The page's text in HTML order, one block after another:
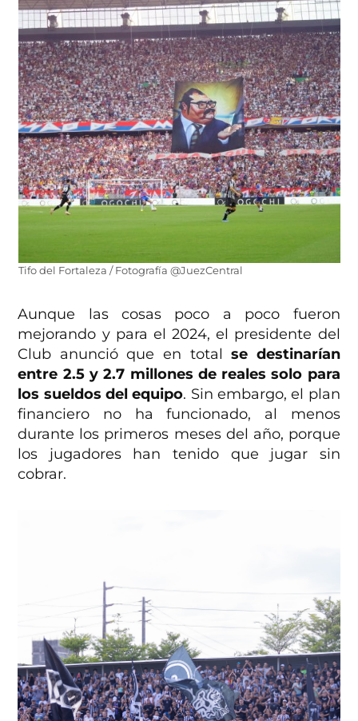
Tifo del Fortaleza / Fotografía @JuezCentral
Aunque las cosas poco a poco fueron
mejorando y para el 2024, el presidente del
Club anunció que en totalse destinarían
entre 2.5 y 2.7 millones de reales solo para
los sueldos del equipo. Sin embargo, el plan
financiero no ha funcionado, al menos
durante los primeros meses del año, porque
los jugadores han tenido que jugar sin
cobrar.